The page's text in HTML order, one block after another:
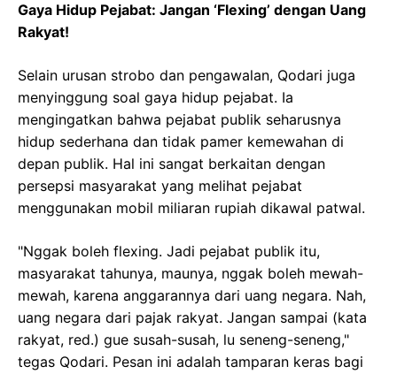
Gaya Hidup Pejabat: Jangan ‘Flexing’ dengan Uang
Rakyat!
Selain urusan strobo dan pengawalan, Qodari juga
menyinggung soal gaya hidup pejabat. Ia
mengingatkan bahwa pejabat publik seharusnya
hidup sederhana dan tidak pamer kemewahan di
depan publik. Hal ini sangat berkaitan dengan
persepsi masyarakat yang melihat pejabat
menggunakan mobil miliaran rupiah dikawal patwal.
"Nggak boleh flexing. Jadi pejabat publik itu,
masyarakat tahunya, maunya, nggak boleh mewah-
mewah, karena anggarannya dari uang negara. Nah,
uang negara dari pajak rakyat. Jangan sampai (kata
rakyat, red.) gue susah-susah, lu seneng-seneng,"
tegas Qodari. Pesan ini adalah tamparan keras bagi